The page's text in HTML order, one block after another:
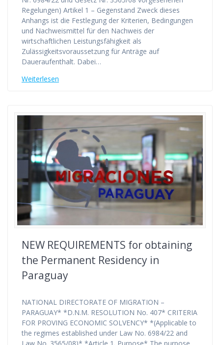
Regelungen) Artikel 1 – Gegenstand Zweck dieses
Anhangs ist die Festlegung der Kriterien, Bedingungen
und Nachweismittel für den Nachweis der
wirtschaftlichen Leistungsfähigkeit als
Zulässigkeitsvoraussetzung für Anträge auf
Daueraufenthalt. Dabei…
Weiterlesen
NEW REQUIREMENTS for obtaining
the Permanent Residency in
Paraguay
NATIONAL DIRECTORATE OF MIGRATION –
PARAGUAY* *D.N.M. RESOLUTION No. 407* CRITERIA
FOR PROVING ECONOMIC SOLVENCY* *(Applicable to
the regimes established under Law No. 6984/22 and